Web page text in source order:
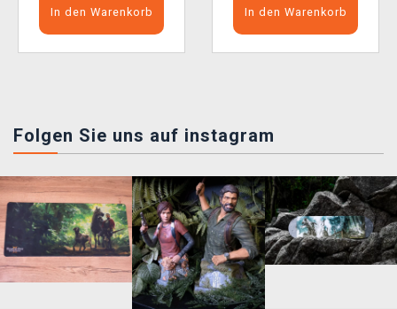
In den Warenkorb In den Warenkorb
Folgen Sie uns auf instagram